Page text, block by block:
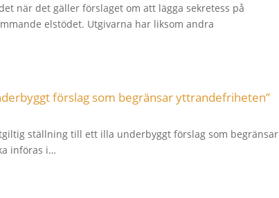
när det gäller förslaget om att lägga sekretess på
elstödet. Utgivarna har liksom andra
förslag som begränsar yttrandefriheten”
ställning till ett illa underbyggt förslag som begränsar
införas i…